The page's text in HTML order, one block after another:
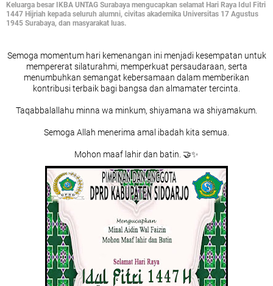
Keluarga besar IKBA UNTAG Surabaya mengucapkan selamat Hari Raya Idul Fitri
1447 Hijriah kepada seluruh alumni, civitas akademika Universitas 17 Agustus
1945 Surabaya, dan masyarakat luas.
Semoga momentum hari kemenangan ini menjadi kesempatan untuk
mempererat silaturahmi, memperkuat persaudaraan, serta
menumbuhkan semangat kebersamaan dalam memberikan
kontribusi terbaik bagi bangsa dan almamater tercinta.
Taqabbalallahu minna wa minkum, shiyamana wa shiyamakum.
Semoga Allah menerima amal ibadah kita semua.
Mohon maaf lahir dan batin. 🤝✨